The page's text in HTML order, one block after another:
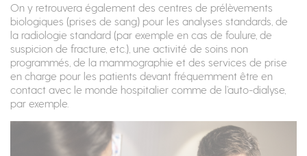
On y retrouvera également des centres de prélèvements
biologiques (prises de sang) pour les analyses standards, de
la radiologie standard (par exemple en cas de foulure, de
suspicion de fracture, etc.), une activité de soins non
programmés, de la mammographie et des services de prise
en charge pour les patients devant fréquemment être en
contact avec le monde hospitalier comme de l’auto-dialyse,
par exemple.